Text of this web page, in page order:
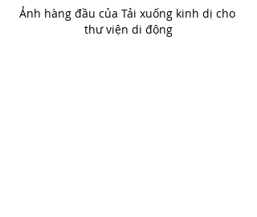
Ảnh hàng đầu của Tải xuống kinh dị cho
thư viện di động